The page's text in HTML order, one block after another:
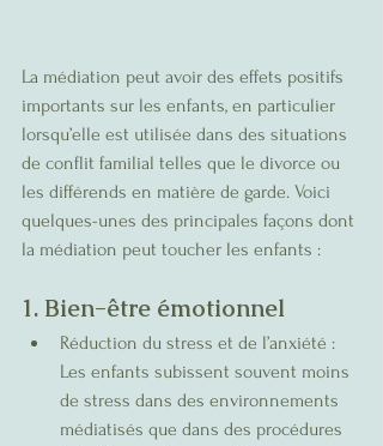
La médiation peut avoir des effets positifs
importants sur les enfants, en particulier
lorsqu’elle est utilisée dans des situations
de conflit familial telles que le divorce ou
les différends en matière de garde. Voici
quelques-unes des principales façons dont
la médiation peut toucher les enfants :
1. Bien-être émotionnel
Réduction du stress et de l’anxiété :
Les enfants subissent souvent moins
de stress dans des environnements
médiatisés que dans des procédures